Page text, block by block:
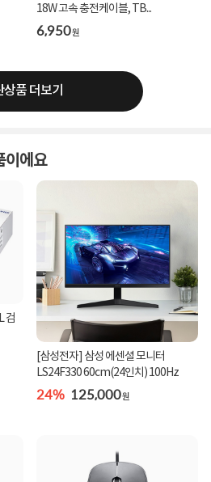
18W 고속 충전케이블, TB...
6,950원
상품 더보기
이에요
검
[삼성전자] 삼성 에센셜 모니터
LS24F330 60cm(24인치) 100Hz
24% 125,000원